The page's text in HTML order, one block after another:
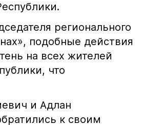
регионального
подобные действия
на всех жителей
что
и Адлан
к своим